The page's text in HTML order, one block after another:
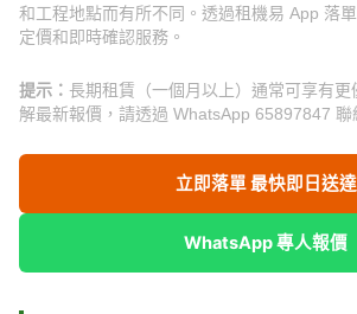
和工程地點而有所不同。透過租機易 App 落
定價和即時確認服務。
提示： 長期租賃（一個月以上）通常可享有更
解最新報價，請透過 WhatsApp 65897847 聯
立即落單 最快即日送達
WhatsApp 專人報價